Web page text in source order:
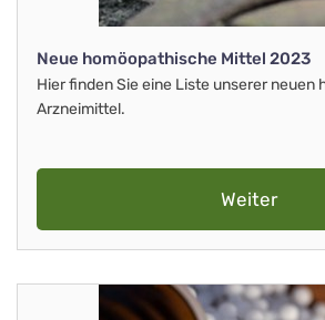
Neue homöopathische Mittel 2023
Hier finden Sie eine Liste unserer
Arzneimittel.
Weiter